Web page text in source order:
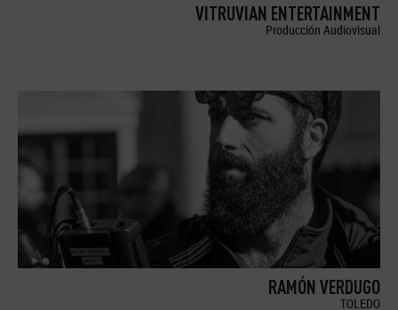
VITRUVIAN ENTERTAINMENT
Producción Audiovisual
RAMÓN VERDUGO
TOLEDO